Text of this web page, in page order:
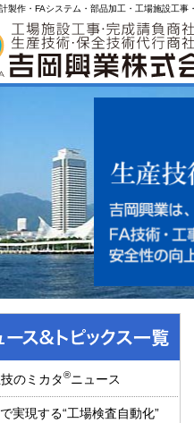
製作・FAシステム・部品加工・工場施設工
のミカタ®ニュース
実現する“工場検査自動化”